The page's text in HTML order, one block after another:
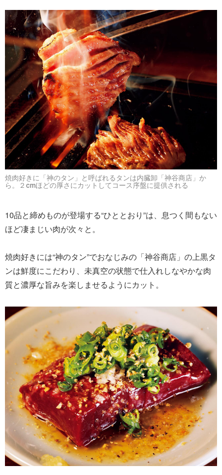
焼肉好きに「神のタン」と呼ばれるタンは内臓卸「神谷商店」か
ら。２cmほどの厚さにカットしてコース序盤に提供される
10品と締めものが登場する“ひととおり”は、息つく間もない
ほど凄まじい肉が次々と。
焼肉好きには“神のタン”でおなじみの「神谷商店」の上黒タ
ンは鮮度にこだわり、未真空の状態で仕入れしなやかな肉
質と濃厚な旨みを楽しませるようにカット。